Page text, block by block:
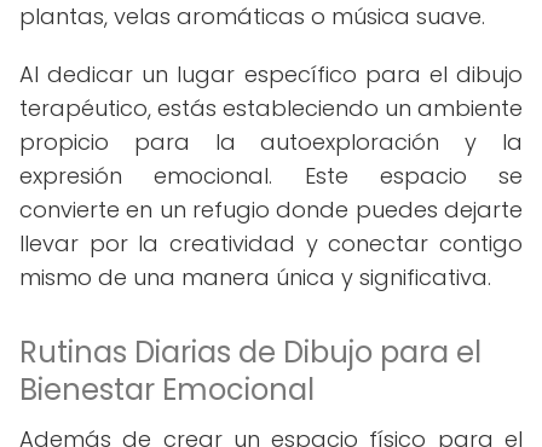
plantas, velas aromáticas o música suave.
Al dedicar un lugar específico para el dibujo
terapéutico, estás estableciendo un ambiente
propicio para la autoexploración y la
expresión emocional. Este espacio se
convierte en un refugio donde puedes dejarte
llevar por la creatividad y conectar contigo
mismo de una manera única y significativa.
Rutinas Diarias de Dibujo para el
Bienestar Emocional
Además de crear un espacio físico para el